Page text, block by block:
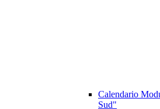
Calendario
Sud"